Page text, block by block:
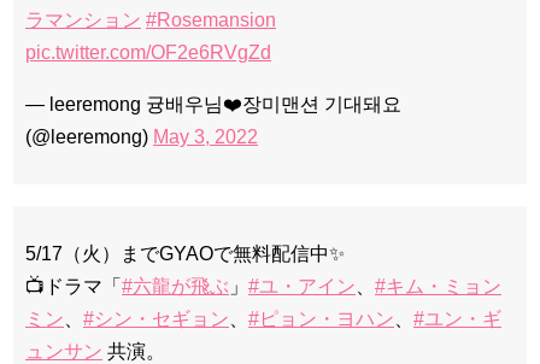
ラマンション #Rosemansion
pic.twitter.com/OF2e6RVgZd
— leeremong 귱배우님❤️장미맨션 기대돼요
(@leeremong) May 3, 2022
5/17（火）までGYAOで無料配信中✨
📺ドラマ「 #六龍が飛ぶ 」 #ユ・アイン
#キム・ミョン
ミン
#シン・セギョン #ピョン・ヨハン
#ユン・ギ
ュンサン 共演。